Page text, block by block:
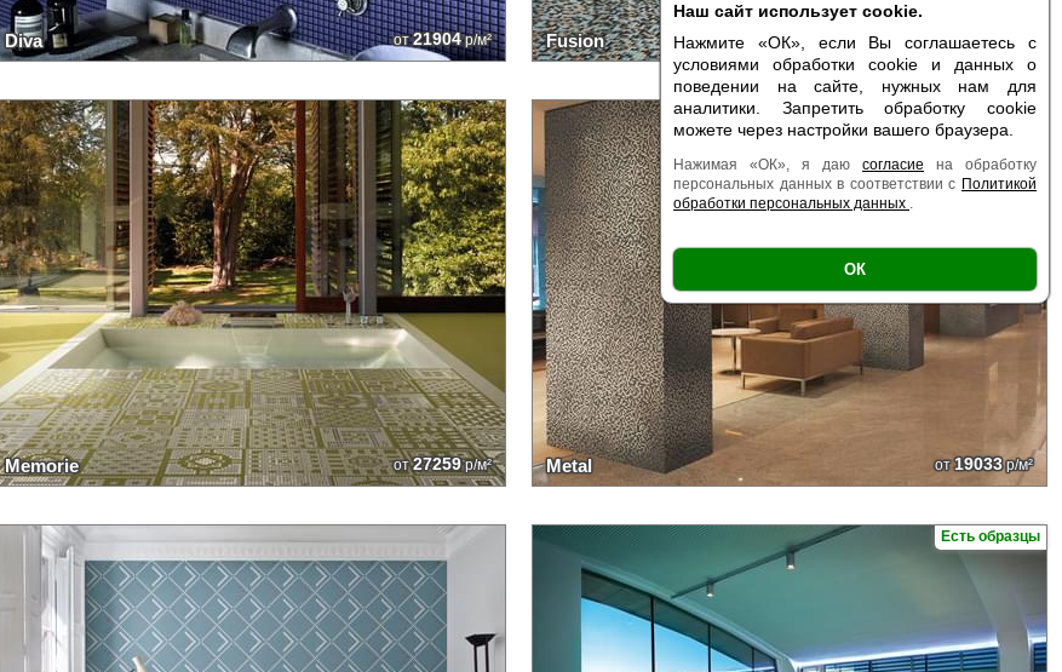
Наш сайт использует cookie.
Нажмите «ОК», если Вы соглашаетесь с
условиями обработки cookie и данных о
поведении на сайте, нужных нам для
аналитики. Запретить обработку cookie
можете через настройки вашего браузера.
Нажимая «ОК», я даю согласие на обработку
персональных данных в соответствии с Политикой
обработки персональных данных .
ОК
Diva от21904р/м² Fusion от19033р/м²
Memorie от27259р/м² Metal от19033р/м²
Есть образцы